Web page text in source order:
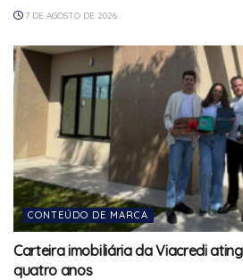
7 DE AGOSTO DE 2026
CONTEÚDO DE MARCA
Carteira imobiliária da Viacredi
quatro anos